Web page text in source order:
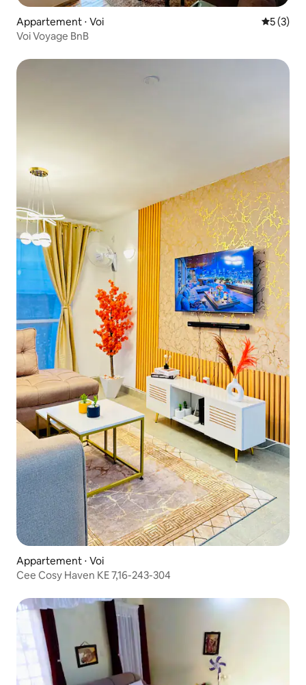
Appartement ⋅ Voi
5 (3)
Voi Voyage BnB
Appartement ⋅ Voi
Cee Cosy Haven KE 7,16-243-304